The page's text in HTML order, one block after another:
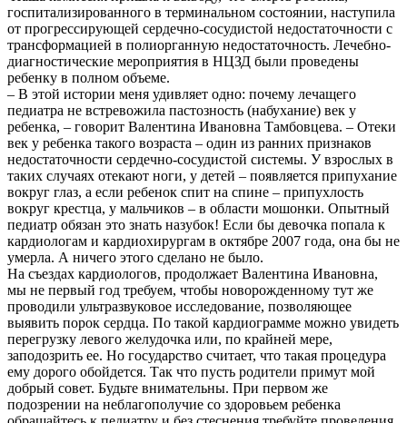
госпитализированного в терминальном состоянии, наступила
от прогрессирующей сердечно-сосудистой недостаточности с
трансформацией в полиорганную недостаточность. Лечебно-
диагностические мероприятия в НЦЗД были проведены
ребенку в полном объеме.
– В этой истории меня удивляет одно: почему лечащего
педиатра не встревожила пастозность (набухание) век у
ребенка, – говорит Валентина Ивановна Тамбовцева. – Отеки
век у ребенка такого возраста – один из ранних признаков
недостаточности сердечно-сосудистой системы. У взрослых в
таких случаях отекают ноги, у детей – появляется припухание
вокруг глаз, а если ребенок спит на спине – припухлость
вокруг крестца, у мальчиков – в области мошонки. Опытный
педиатр обязан это знать назубок! Если бы девочка попала к
кардиологам и кардиохирургам в октябре 2007 года, она бы не
умерла. А ничего этого сделано не было.
На съездах кардиологов, продолжает Валентина Ивановна,
мы не первый год требуем, чтобы новорожденному тут же
проводили ультразвуковое исследование, позволяющее
выявить порок сердца. По такой кардиограмме можно увидеть
перегрузку левого желудочка или, по крайней мере,
заподозрить ее. Но государство считает, что такая процедура
ему дорого обойдется. Так что пусть родители примут мой
добрый совет. Будьте внимательны. При первом же
подозрении на неблагополучие со здоровьем ребенка